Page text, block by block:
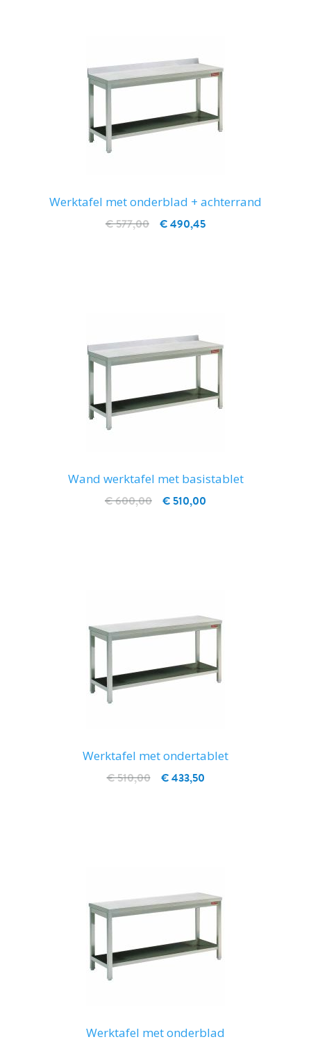
Werktafel met onderblad + achterrand
€ 490,45
€ 577,00
Wand werktafel met basistablet
€ 510,00
€ 600,00
Werktafel met ondertablet
€ 433,50
€ 510,00
Werktafel met onderblad